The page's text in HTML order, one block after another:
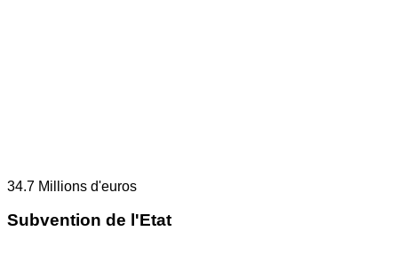
34.7 Millions d'euros
Subvention de l'Etat